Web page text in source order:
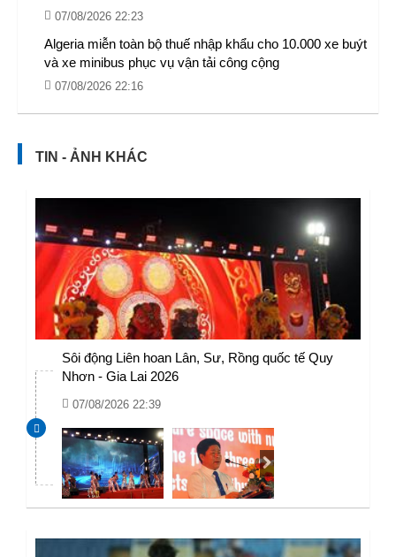
07/08/2026 22:23
Algeria miễn toàn bộ thuế nhập khẩu cho 10.000 xe buýt
và xe minibus phục vụ vận tải công cộng
07/08/2026 22:16
TIN - ẢNH KHÁC
Sôi động Liên hoan Lân, Sư, Rồng quốc tế Quy
Nhơn - Gia Lai 2026
07/08/2026 22:39